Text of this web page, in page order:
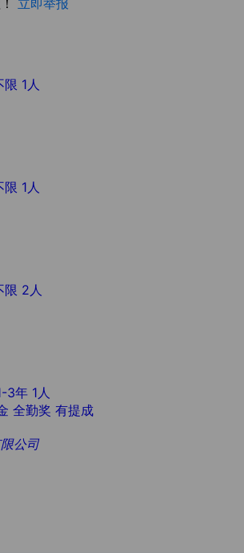
立即举报
限 1人
限 1人
限 2人
3年 1人
全勤奖 有提成
公司